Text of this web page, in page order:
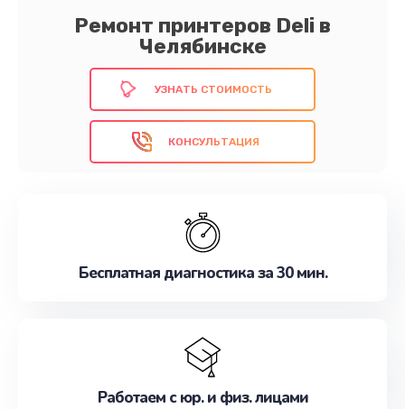
Ремонт принтеров Deli в
Челябинске
УЗНАТЬ СТОИМОСТЬ
КОНСУЛЬТАЦИЯ
Бесплатная диагностика за 30 мин.
Работаем с юр. и физ. лицами